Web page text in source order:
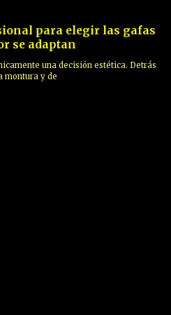
para elegir las gafas
se adaptan
una decisión estética. Detrás
montura y de